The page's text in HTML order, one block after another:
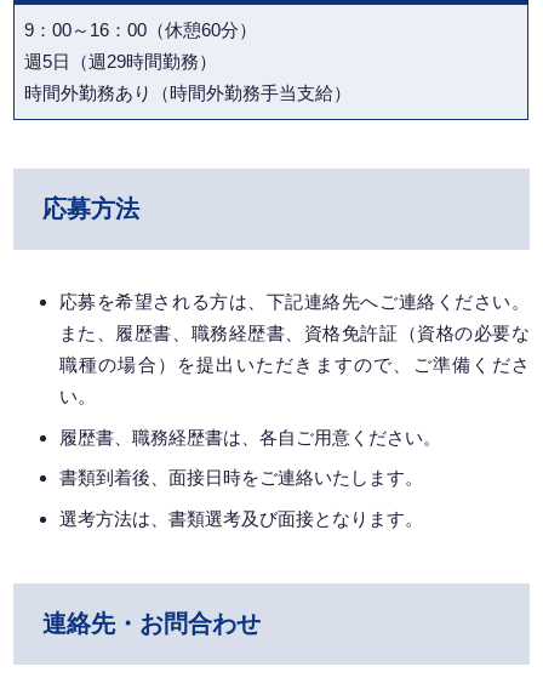
9：00～16：00（休憩60分）
週5日（週29時間勤務）
時間外勤務あり（時間外勤務手当支給）
応募方法
応募を希望される方は、下記連絡先へご連絡ください。
また、履歴書、職務経歴書、資格免許証（資格の必要な
職種の場合）を提出いただきますので、ご準備くださ
い。
履歴書、職務経歴書は、各自ご用意ください。
書類到着後、面接日時をご連絡いたします。
選考方法は、書類選考及び面接となります。
連絡先・お問合わせ